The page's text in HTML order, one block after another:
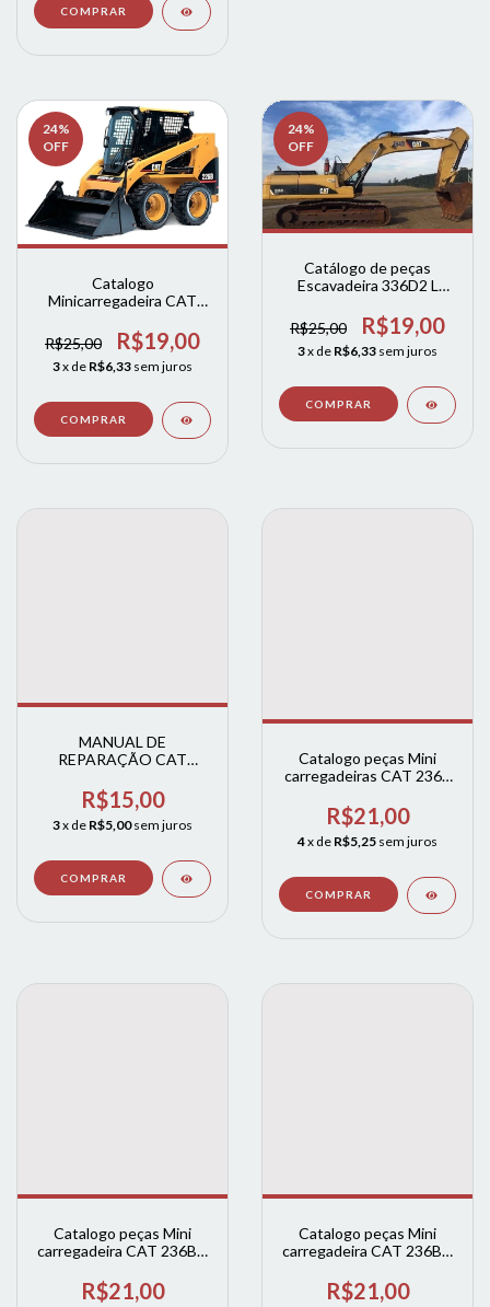
24%
OFF
Catalogo
Minicarregadeira CAT
INGLES
R$25,00 R$19,00
3x de R$6,33 sem juros
24%
OFF
Catálogo de peças
Escavadeira 336D2 L
R$25,00
R$19,00
3x de R$6,33 sem juros
MANUAL DE
REPARAÇÃO CAT
R$15,00
3x de R$5,00 sem juros
Catalogo peças Mini
carregadeiras CAT 236 -
R$21,00
4x de R$5,25 sem juros
Catalogo peças Mini
carregadeira CAT 236B 2
R$21,00
Catalogo peças Mini
carregadeira CAT 236B 3
R$21,00